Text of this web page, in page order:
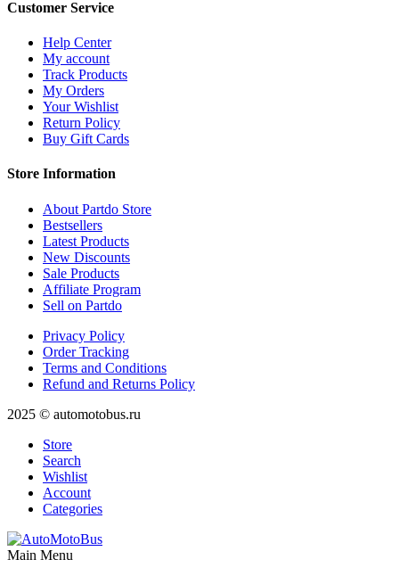
Customer Service
Help Center
My account
Track Products
My Orders
Your Wishlist
Return Policy
Buy Gift Cards
Store Information
About Partdo Store
Bestsellers
Latest Products
New Discounts
Sale Products
Affiliate Program
Sell on Partdo
Privacy Policy
Order Tracking
Terms and Conditions
Refund and Returns Policy
2025 © automotobus.ru
Store
Search
Wishlist
Account
Categories
Main Menu